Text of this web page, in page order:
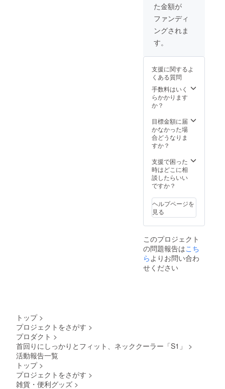
た金額が
ファンディ
ングされま
す。
支援に関するよ
くある質問
手数料はいく
らかかります
か？
目標金額に届
かなかった場
合どうなりま
すか？
支援で困った
時はどこに相
談したらいい
ですか？
ヘルプページを
見る
このプロジェクト
の問題報告はこち
らよりお問い合わ
せください
トップ >
プロジェクトをさがす >
プロダクト >
首回りにしっかりとフィット、ネッククーラー「S1」
>
活動報告一覧
トップ >
プロジェクトをさがす >
雑貨・便利グッズ >